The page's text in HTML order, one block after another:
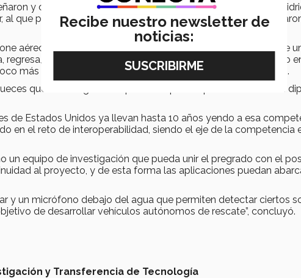
y después hicieron varios renders. El bote es de fibra de
que posteriormente le integraron los sensores que
aéreo el cual permite que, llegando a cierto punto despegue
aterriza en el bote y le da indicaciones sobre lo que vio
más de movilidad y saber por dónde debe avanzar”, explicó.
que les otorgaron un premio especial que consistió en un
de Estados Unidos ya llevan hasta 10 años yendo a esa
en el reto de interoperabilidad, siendo el eje de la competencia
un equipo de investigación que pueda unir el pregrado con el
al proyecto, y de esta forma las aplicaciones puedan
y un micrófono debajo del agua que permiten detectar ciertos
de desarrollar vehículos autónomos de rescate”, concluyó.
y Transferencia de Tecnología
Recibe nuestro newsletter de
noticias: